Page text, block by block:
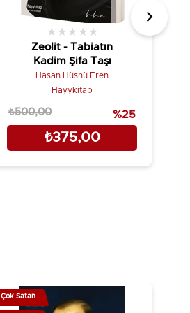
Zeolit - Tabiatın
Kadim Şifa Taşı
★ ★ ★ ★ ★
Hasan Hüsnü Eren
Hayykitap
₺375,00
₺500,00 %25
Çok Satan